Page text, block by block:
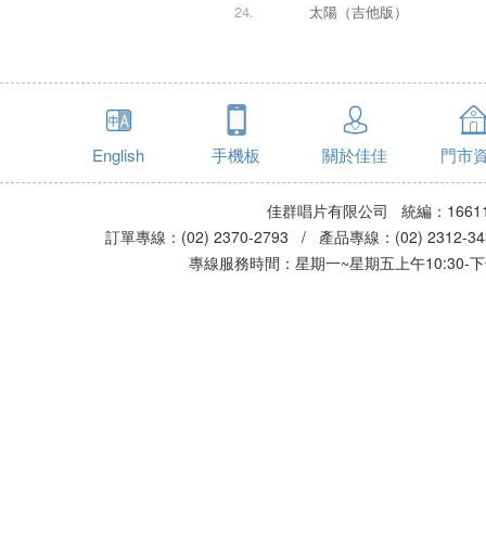
24.
太陽（吉他版）
English 手機板 關於佳佳 門市
佳群唱片有限公司 統編：
訂單專線：(02) 2370-2793 / 產品專線：(02)
專線服務時間：星期一~星期五上午10:30-